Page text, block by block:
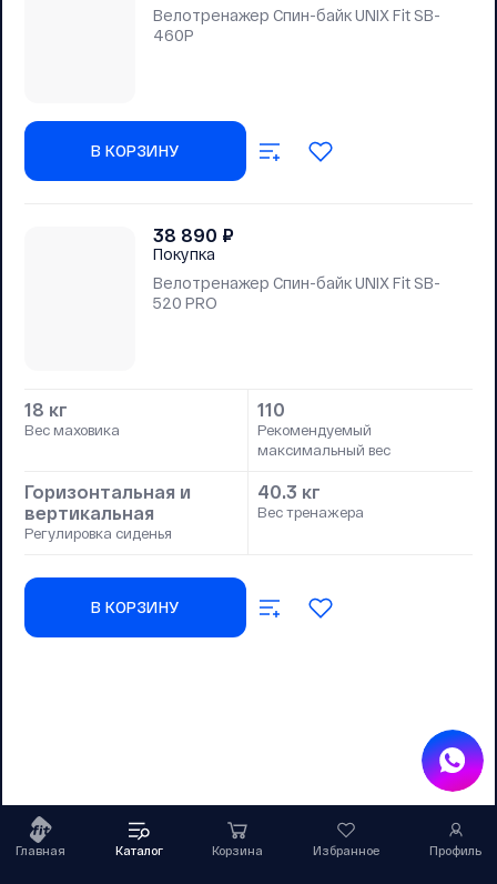
Главная Каталог Корзина Избранное Профиль
Велотренажер Спин-байк UNIX Fit SB-
460P
В КОРЗИНУ
38 890 ₽
Покупка
Велотренажер Спин-байк UNIX Fit SB-
520 PRO
18 кг
Вес маховика
110
Рекомендуемый
максимальный вес
Горизонтальная и
вертикальная
Регулировка сиденья
40.3 кг
Вес тренажера
В КОРЗИНУ